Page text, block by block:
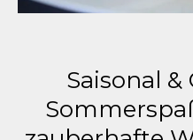
Saisonal &